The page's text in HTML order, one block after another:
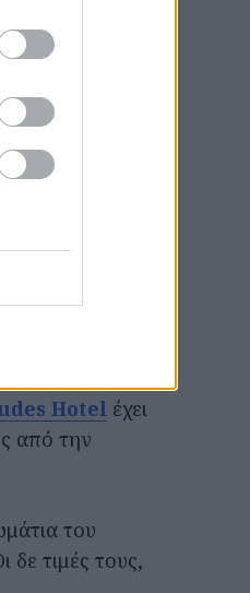
γης.
καταλύματα
έχεις τη
Hotel έχει
από την
του
δε τιμές τους,